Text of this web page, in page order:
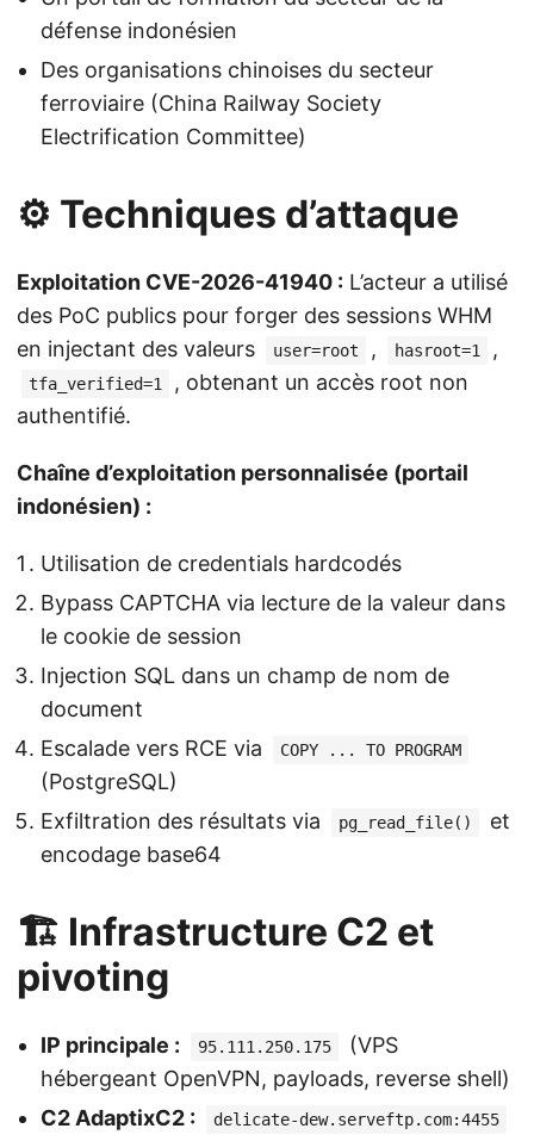
défense indonésien
Des organisations chinoises du secteur
ferroviaire (China Railway Society
Electrification Committee)
⚙️ Techniques d’attaque
Exploitation CVE-2026-41940 : L’acteur a utilisé
des PoC publics pour forger des sessions WHM
en injectant des valeurs
user=root , hasroot=1 ,
tfa_verified=1
, obtenant un accès root non
authentifié.
Chaîne d’exploitation personnalisée (portail
indonésien) :
Utilisation de credentials hardcodés
Bypass CAPTCHA via lecture de la valeur dans
le cookie de session
Injection SQL dans un champ de nom de
document
Escalade vers RCE via
COPY ... TO PROGRAM
(PostgreSQL)
Exfiltration des résultats via
pg_read_file()
et
encodage base64
🏗️ Infrastructure C2 et
pivoting
IP principale : 95.111.250.175
(VPS
hébergeant OpenVPN, payloads, reverse shell)
C2 AdaptixC2 :
delicate-dew.serveftp.com:4455